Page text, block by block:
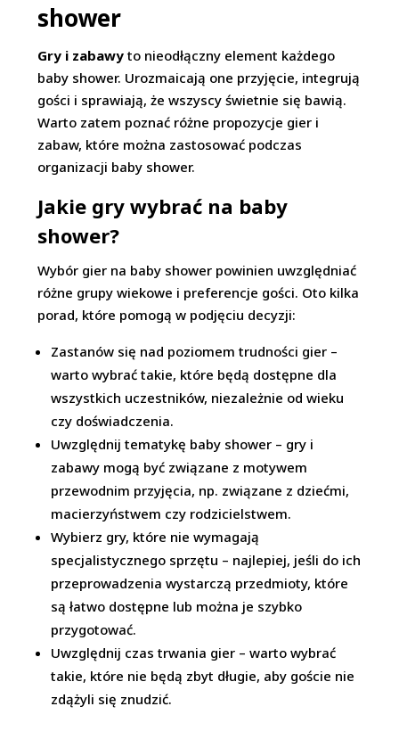
shower
Gry i zabawy to nieodłączny element każdego
baby shower. Urozmaicają one przyjęcie, integrują
gości i sprawiają, że wszyscy świetnie się bawią.
Warto zatem poznać różne propozycje gier i
zabaw, które można zastosować podczas
organizacji baby shower.
Jakie gry wybrać na baby
shower?
Wybór gier na baby shower powinien uwzględniać
różne grupy wiekowe i preferencje gości. Oto kilka
porad, które pomogą w podjęciu decyzji:
Zastanów się nad poziomem trudności gier –
warto wybrać takie, które będą dostępne dla
wszystkich uczestników, niezależnie od wieku
czy doświadczenia.
Uwzględnij tematykę baby shower – gry i
zabawy mogą być związane z motywem
przewodnim przyjęcia, np. związane z dziećmi,
macierzyństwem czy rodzicielstwem.
Wybierz gry, które nie wymagają
specjalistycznego sprzętu – najlepiej, jeśli do ich
przeprowadzenia wystarczą przedmioty, które
są łatwo dostępne lub można je szybko
przygotować.
Uwzględnij czas trwania gier – warto wybrać
takie, które nie będą zbyt długie, aby goście nie
zdążyli się znudzić.